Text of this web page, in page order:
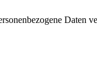
Daten